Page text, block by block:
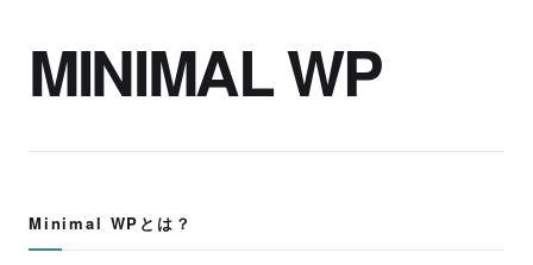
MINIMAL WP
Minimal WPとは？